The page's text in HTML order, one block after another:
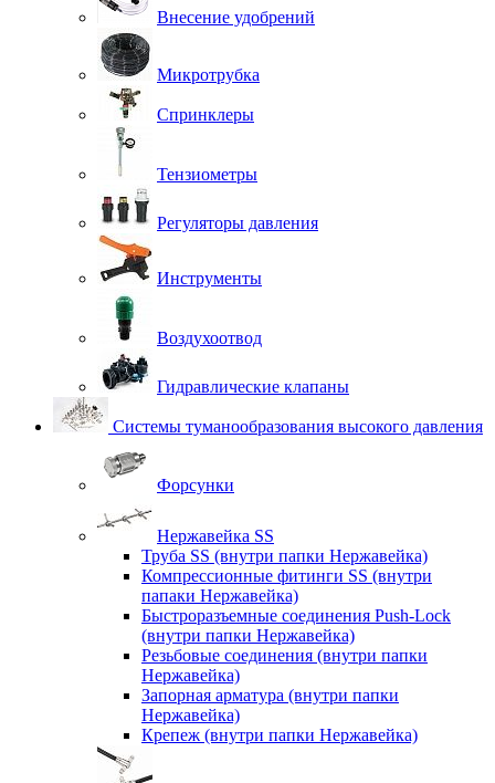
Внесение удобрений
Микротрубка
Спринклеры
Тензиометры
Регуляторы давления
Инструменты
Воздухоотвод
Гидравлические клапаны
Системы туманообразования высокого давления
Форсунки
Нержавейка SS
Труба SS (внутри папки Нержавейка)
Компрессионные фитинги SS (внутри
папаки Нержавейка)
Быстроразъемные соединения Push-Lock
(внутри папки Нержавейка)
Резьбовые соединения (внутри папки
Нержавейка)
Запорная арматура (внутри папки
Нержавейка)
Крепеж (внутри папки Нержавейка)